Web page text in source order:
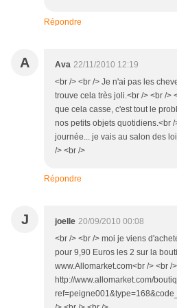
Répondre
A Ava 22/11/2010 12:19
<br /> <br /> Je n'ai pas les
trouve cela très joli.<br /> <br />
que cela casse, c'est tout le
nos petits objets quotidiens.<br /
journée... je vais au salon des
/> <br />
Répondre
J joelle 20/09/2010 00:08
<br /> <br /> moi je viens
pour 9,90 Euros les 2 sur la
www.Allomarket.com<br /> <br /
http://www.allomarket.com/